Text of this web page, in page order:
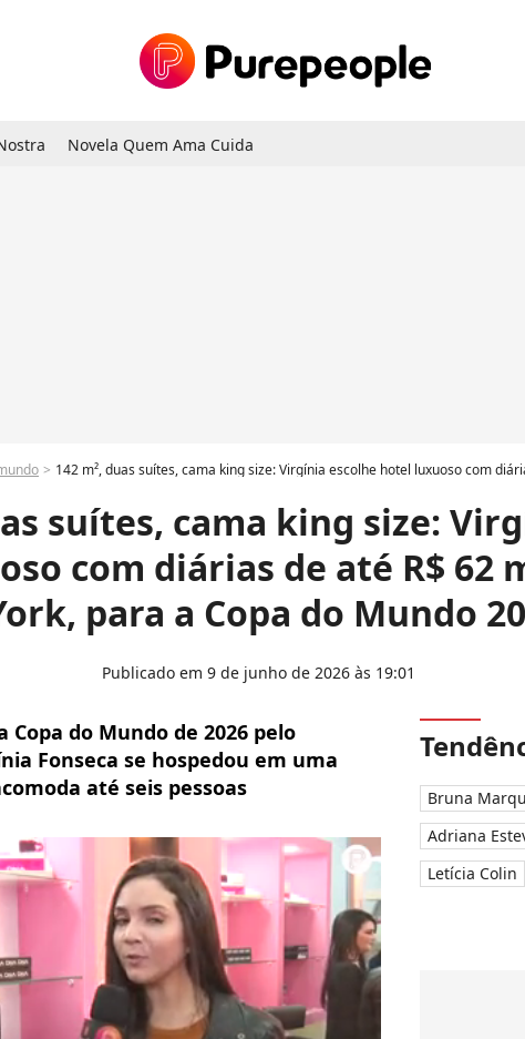
Novela Quem Ama Cuida
142 m², duas suítes, cama king size: Virgínia escolhe hotel luxuoso com diárias de até
suítes, cama king size:
com diárias de até R$ 62
para a Copa do Mundo
Publicado em 9 de junho de 2026 às 19:01
Copa do Mundo de 2026 pelo
Fonseca se hospedou em uma
até seis pessoas
Bruna
Adriana
Letícia Colin